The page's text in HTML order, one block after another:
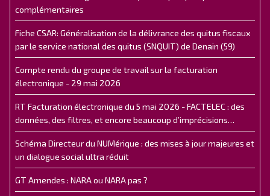
complémentaires
Fiche CSAR: Généralisation de la délivrance des quitus fiscaux
par le service national des quitus (SNQUIT) de Denain (59)
Compte rendu du groupe de travail sur la facturation
électronique - 29 mai 2026
RT Facturation électronique du 5 mai 2026 - FACTELEC : des
données, des filtres, et encore beaucoup d’imprécisions…
Schéma Directeur du NUMérique : des mises à jour majeures et
un dialogue social ultra réduit
GT Amendes : NARA ou NARA pas ?